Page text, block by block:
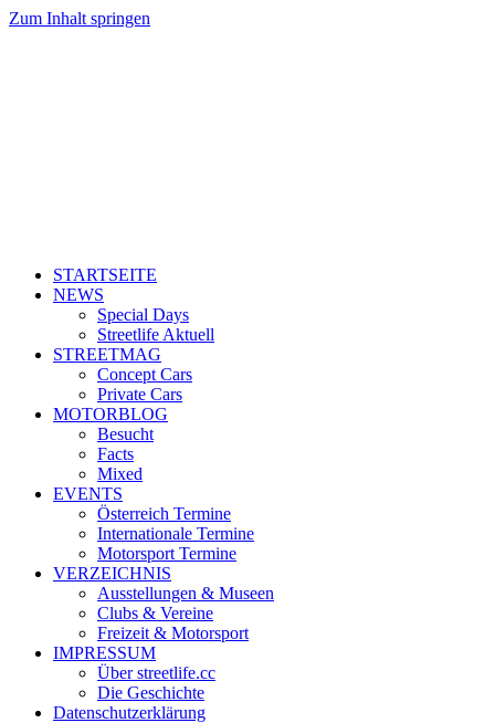
Zum Inhalt springen
STARTSEITE
NEWS
Special Days
Streetlife Aktuell
STREETMAG
Concept Cars
Private Cars
MOTORBLOG
Besucht
Facts
Mixed
EVENTS
Österreich Termine
Internationale Termine
Motorsport Termine
VERZEICHNIS
Ausstellungen & Museen
Clubs & Vereine
Freizeit & Motorsport
IMPRESSUM
Über streetlife.cc
Die Geschichte
Datenschutzerklärung